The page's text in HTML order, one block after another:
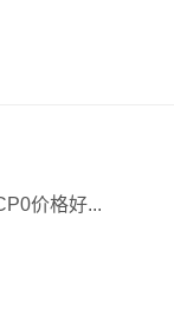
价格好...